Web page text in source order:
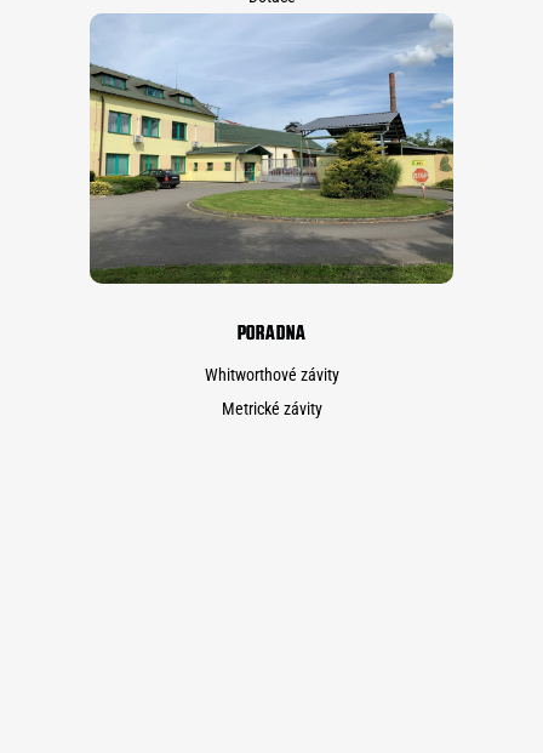
PORADNA
Whitworthové závity
Metrické závity